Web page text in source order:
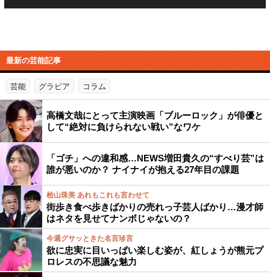
最新の芸能記事
芸能 グラビア コラム
高橋文哉にとって主演映画「ブルーロック」が俳優と
して“絶対に負けられない戦い”なワケ
「ゴチ」への違和感…NEWS増田貴久の“すべり芸”は
誰が悪いのか？ ナイナイが抱える27年目の課題
桧山珠美 あれもこれも言わせて
街歩き食べ歩きばかりの売れっ子芸人ばかり…漫才師
はネタを見せてナンボじゃないの？
今週グサッときた名言珍言
欲に忠実に目いっぱい楽しむ姿が、紅しょうが熊元プ
ロレスの不思議な魅力